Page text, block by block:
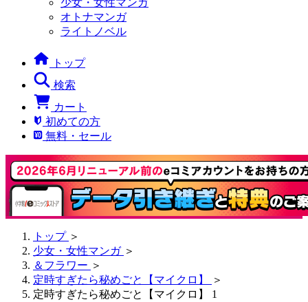
少女・女性マンガ
オトナマンガ
ライトノベル
トップ
検索
カート
初めての方
無料・セール
トップ ＞
少女・女性マンガ ＞
＆フラワー ＞
定時すぎたら秘めごと【マイクロ】
＞
定時すぎたら秘めごと【マイクロ】 1